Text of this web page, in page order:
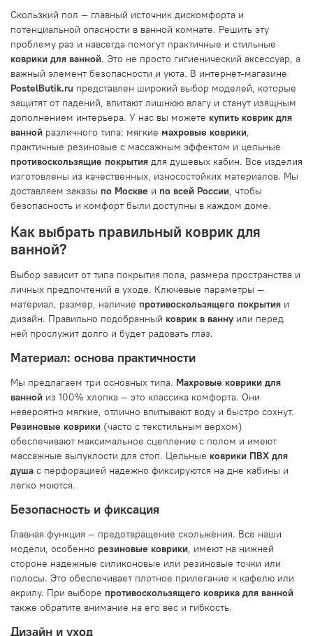
Скользкий пол — главный источник дискомфорта и
потенциальной опасности в ванной комнате. Решить эту
проблему раз и навсегда помогут практичные и стильные
коврики для ванной. Это не просто гигиенический аксессуар, а
важный элемент безопасности и уюта. В интернет-магазине
PostelButik.ru представлен широкий выбор моделей, которые
защитят от падений, впитают лишнюю влагу и станут изящным
дополнением интерьера. У нас вы можете купить коврик для
ванной различного типа: мягкие махровые коврики,
практичные резиновые с массажным эффектом и цельные
противоскользящие покрытия для душевых кабин. Все изделия
изготовлены из качественных, износостойких материалов. Мы
доставляем заказы по Москве и по всей России, чтобы
безопасность и комфорт были доступны в каждом доме.
Как выбрать правильный коврик для
ванной?
Выбор зависит от типа покрытия пола, размера пространства и
личных предпочтений в уходе. Ключевые параметры —
материал, размер, наличие противоскользящего покрытия и
дизайн. Правильно подобранный коврик в ванну или перед
ней прослужит долго и будет радовать глаз.
Материал: основа практичности
Мы предлагаем три основных типа. Махровые коврики для
ванной из 100% хлопка — это классика комфорта. Они
невероятно мягкие, отлично впитывают воду и быстро сохнут.
Резиновые коврики (часто с текстильным верхом)
обеспечивают максимальное сцепление с полом и имеют
массажные выпуклости для стоп. Цельные коврики ПВХ для
душа с перфорацией надежно фиксируются на дне кабины и
легко моются.
Безопасность и фиксация
Главная функция — предотвращение скольжения. Все наши
модели, особенно резиновые коврики, имеют на нижней
стороне надежные силиконовые или резиновые точки или
полосы. Это обеспечивает плотное прилегание к кафелю или
акрилу. При выборе противоскользящего коврика для ванной
также обратите внимание на его вес и гибкость.
Дизайн и уход